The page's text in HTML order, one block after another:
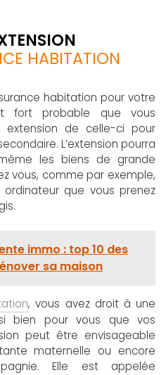
HABITATION
habitation pour votre
fort probable que vous
extension de celle-ci pour
L’extension pourra
les biens de grande
vous, comme par exemple,
que vous prenez
immo : top 10 des
sa maison
, vous avez droit à une
bien pour vous que vos
peut être envisageable
maternelle ou encore
Elle est appelée